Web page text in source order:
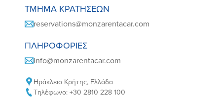
ΤΜΉΜΑ ΚΡΑΤΉΣΕΩΝ
reservations@monzarentacar.com
ΠΛΗΡΟΦΟΡΊΕΣ
info@monzarentacar.com
Ηράκλειο Κρήτης, Ελλάδα
Τηλέφωνο: +30 2810 228 100